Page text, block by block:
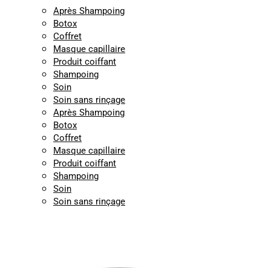
Après Shampoing
Botox
Coffret
Masque capillaire
Produit coiffant
Shampoing
Soin
Soin sans rinçage
Après Shampoing
Botox
Coffret
Masque capillaire
Produit coiffant
Shampoing
Soin
Soin sans rinçage